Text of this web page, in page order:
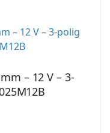
– 12 V – 3-